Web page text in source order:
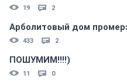
19 2
Арболитовый дом
433 2
ПОШУМИМ!!!!)
11 0